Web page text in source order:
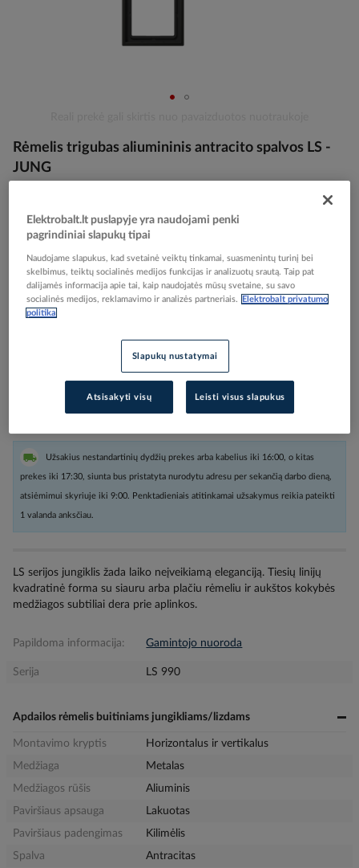
the
beginning
of
images
Rėmelis trigubas aliumininis antracito spalvos LS -
JUNG
Elektrobalt prekės kodas
EAN kodas
Gamintojo prekės kodas
AL2983AN
Prisijunkite, norėdami pamatyti kainas
4darbo dienos (-ų)
Kiekis tiekėjo sandėlyje
Užsakius nestandartinių dydžių prekes arba kabelius iki 16:00, o kitas
prekes iki 17:30, siunta bus pristatyta nurodytu adresu per sekančią darbo dieną,
atsiėmimui skyriuje iki 9:00. Penktadieniais atitinkamai užsakymus reikia pateikti
1 valanda anksčiau.
LS serijos jungiklis žada laiko neįveikiamą eleganciją. Tiesių linijų
kvadratinė forma su siauru arba plačiu rėmeliu ir aukštos kokybės
medžiagos subtiliai dera prie aplinkos.
Papildoma informacija: Gamintojo nuoroda
Serija LS 990
Apdailos rėmelis buitiniams jungikliams/lizdams
Montavimo kryptis
Horizontalus ir vertikalus
Medžiaga
Metalas
Medžiagos rūšis
Aliuminis
Paviršiaus apsauga
Lakuotas
Paviršiaus padengimas
Kilimėlis
Spalva
Antracitas
Elektrobalt.lt puslapyje yra naudojami penki
pagrindiniai slapukų tipai
Naudojame slapukus, kad svetainė veiktų tinkamai, suasmenintų turinį bei
skelbimus, teiktų socialinės medijos funkcijas ir analizuotų srautą. Taip pat
dalijamės informacija apie tai, kaip naudojatės mūsų svetaine, su savo
socialinės medijos, reklamavimo ir analizės partneriais.
Elektrobalt privatumo
politika
Slapukų nustatymai
Atsisakyti visų Leisti visus slapukus